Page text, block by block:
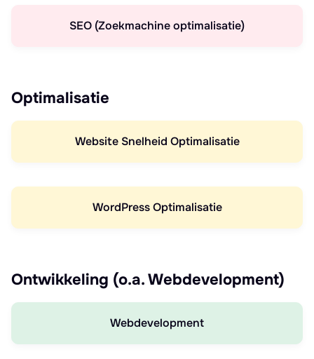
SEO (Zoekmachine optimalisatie)
Optimalisatie
Website Snelheid Optimalisatie
WordPress Optimalisatie
Ontwikkeling (o.a. Webdevelopment)
Webdevelopment